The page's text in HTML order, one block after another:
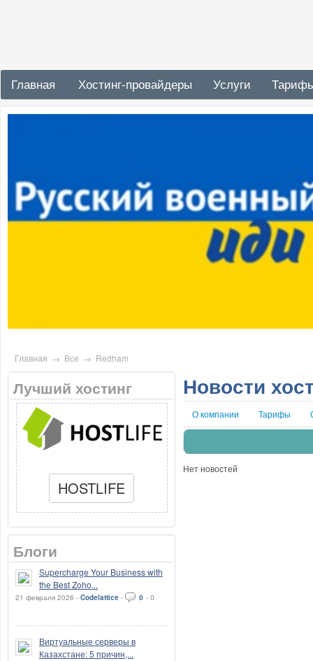
Главная Хостинг-провайдеры Услуги
Главная → Все → Redham
Лучший хостинг
HOSTLIFE
Блоги
Supercharge Your Business with
the Best Zoho...
21 февраля 2026 - Codelattice - 0 - 0
Виртуальные серверы в
Казахстане: 5 причин,...
Новости
О компании Тарифы
Нет новостей